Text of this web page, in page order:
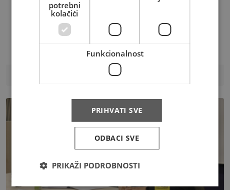
Ilirska kraljica Teuta na markama
HP Mostar
Hrvatska pošta (HP) Mostar
potrebni
kolačići
Funkcionalnost
PRIHVATI SVE
ODBACI SVE
PRIKAŽI PODROBNOSTI